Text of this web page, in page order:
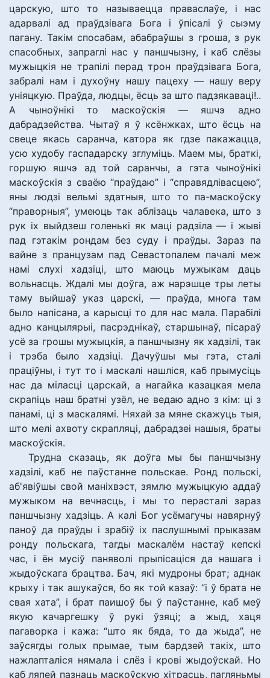
царскую, што то называецца праваслаўе, і нас
адарвалі ад праўдзівага Бога і ўпісалі ў сыэму
пагану. Такім спосабам, абабраўшы з гроша, з рук
спасобных, запраглі нас у паншчызну, і каб слёзы
мужыцкія не трапілі перад трон праўдзівага Бога,
забралі нам і духоўну нашу пацеху — нашу веру
уніяцкую. Праўда, людцы, ёсць за што падзякаваці!..
А чыноўнікі то маскоўскія — яшчэ адно
дабрадзейства. Чытаў я ў ксёнжках, што ёсць на
свеце якась саранча, катора як гдзе пакажацца,
усю худобу гаспадарску зглуміць. Маем мы, браткі,
горшую яшчэ ад той саранчы, а гэта чыноўнікі
маскоўскія з сваёю “праўдаю” і “справядлівасцею”,
яны людзі вельмі здатныя, што то па-маскоўску
“праворныя”, умеюць так аблізаць чалавека, што з
рук іх выйдзеш голенькі як маці радзіла — і жыві
пад гэтакім рондам без суду і праўды. Зараз па
вайне з пранцузам пад Севастопалем пачалі меж
намі слухі хадзіці, што маюць мужыкам даць
вольнасць. Ждалі мы доўга, аж нарэшце тры леты
таму выйшаў указ царскі, — праўда, многа там
было напісана, а карысці то для нас мала. Парабілі
адно канцылярыі, пасрэднікаў, старшынаў, пісараў
усё за грошы мужыцкія, а паншчызну як хадзілі, так
і трэба было хадзіці. Дачуўшы мы гэта, сталі
праціўны, і тут то і маскалі нашліся, каб прымусіць
нас да міласці царскай, а нагайка казацкая мела
скрапіць наш братні узёл, не ведаю адно з кім: ці з
панамі, ці з маскалямі. Няхай за мяне скажуць тыя,
што мелі ахвоту скрапляці, дабрадзеі нашыя, браты
маскоўскія.
Трудна сказаць, як доўга мы бы паншчызну
хадзілі, каб не паўстанне польскае. Ронд польскі,
аб'явіўшы свой маніхвэст, зямлю мужыцкую аддаў
мужыком на вечнасць, і мы то перасталі зараз
паншчызну хадзіць. А калі Бог усёмагучы навярнуў
паноў да праўды і зрабіў іх паслушнымі прыказам
ронду польскага, тагды маскалём настаў кепскі
час, і ён мусіў паняволі прыпісаціся да нашага і
жыдоўскага брацтва. Бач, які мудроны брат; аднак
крыху і так ашукаўся, бо як той казаў: “і ў брата не
свая хата”, і брат паишоў бы ў паўстанне, каб меў
якую качаргешку ў рукі ўзяці; а жыд, хаця
пагаворка і кажа: “што як бяда, то да жыда”, не
заўсягды голых прымае, тым бардзей такіх, што
нажлапталіся нямала і слёз і крові жыдоўскай. Но
каб ляпей пазнаць маскоўскую хітрасць, пагляньмы